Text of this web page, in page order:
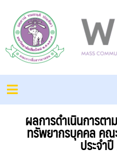
ผลการดำเนินการต
ทรัพยากรบุคคล คณ
ประจำ